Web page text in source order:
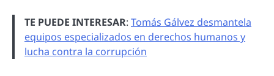
TE PUEDE INTERESAR: Tomás Gálvez desmantela
equipos especializados en derechos humanos y
lucha contra la corrupción